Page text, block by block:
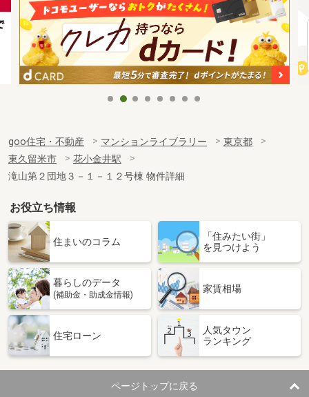
goo住宅・不動産 マンションライブラリー
東京都
東久留米市
花小金井駅
滝山第２団地３－１－１２号棟 物件詳細
お役立ち情報
住まいのコラム
「住みたい街」
を見つけよう
暮らしのデータ
(補助金・助成金情報)
家賃相場
住宅ローン
人気タウン
ランキング
ページトップに戻る